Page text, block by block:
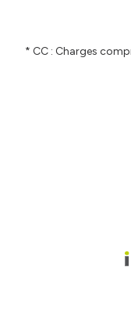
* CC : Charges